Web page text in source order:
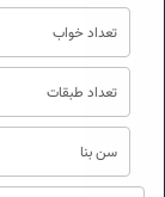
تعداد خواب
تعداد طبقات
سن بنا